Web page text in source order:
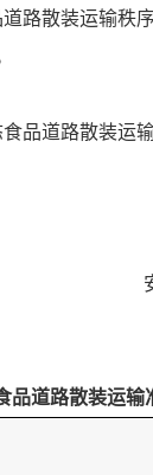
路散装运输秩序
品道路散装运
品道路散装运输